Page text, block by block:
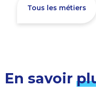
Tous les métiers
En savoir